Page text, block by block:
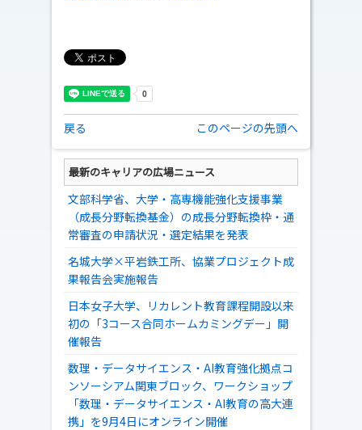
戻る このページの先頭へ
最新のキャリアの広場ニュース
文部科学省、大学・高専機能強化支援事業
（成長分野転換基金）の成長分野転換枠・通
常審査の申請状況・選定結果を発表
名城大学×平岩鉄工所、協業プロジェクト成
果報告会実施報告
日本女子大学、リカレント教育課程開設以来
初の「3コース合同ホームカミングデー」開
催報告
数理・データサイエンス・AI教育強化拠点コ
ンソーシアム関東ブロック、ワークショップ
「数理・データサイエンス・AI教育の高大連
携」を9月4日にオンライン開催